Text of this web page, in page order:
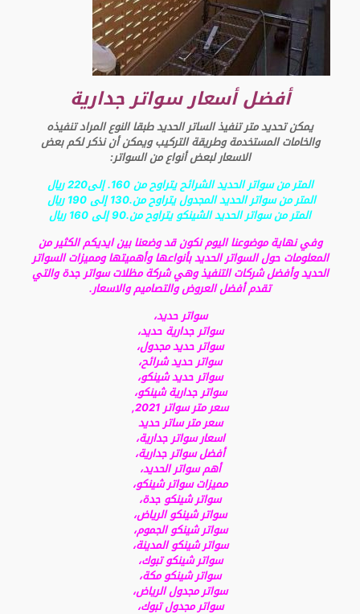
أفضل أسعار سواتر جدارية
يمكن تحديد متر تنفيذ الساتر الحديد طبقا النوع المراد تنفيذه
والخامات المستخدمة وطريقة التركيب ويمكن أن نذكر لكم بعض
الاسعار لبعض أنواع من السواتر:
المتر من سواتر الحديد الشرائح يتراوح من 160. إلى220 ريال
المتر من سواتر الحديد المجدول يتراوح من.130 إلى 190 ريال
المتر من سواتر الحديد الشينكو يتراوح من.90 إلى 160 ريال
وفي نهاية موضوعنا اليوم نكون قد وضعنا بين ايديكم الكثير من
المعلومات حول السواتر الحديد بأنواعها وأهميتها ومميزات السواتر
الحديد وأفضل شركات التنفيذ وهي شركة مظلات سواتر جدة والتي
تقدم أفضل العروض والتصاميم والاسعار.
سواتر حديد،
سواتر جدارية حديد،
سواتر حديد مجدول،
سواتر حديد شرائح،
سواتر حديد شينكو،
سواتر جدارية شينكو،
سعر متر سواتر 2021,
سعر متر ساتر حديد
اسعار سواتر جدارية،
أفضل سواتر جدارية،
أهم سواتر الحديد،
مميزات سواتر شينكو،
سواتر شينكو جدة،
سواتر شينكو الرياض،
سواتر شينكو الجموم،
سواتر شينكو المدينة،
سواتر شينكو تبوك،
سواتر شينكو مكة،
سواتر مجدول الرياض،
سواتر مجدول تبوك،